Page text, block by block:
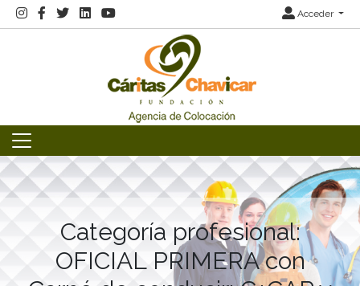
Acceder
Categoría profesional:
OFICIAL PRIMERA con